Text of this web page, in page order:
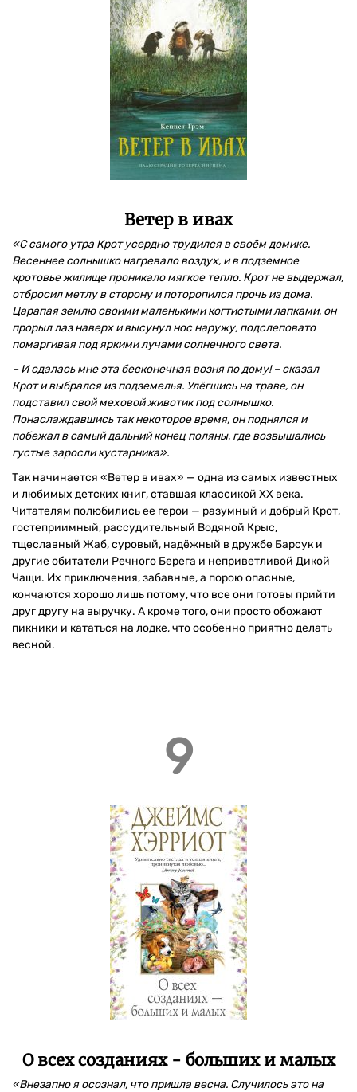
Ветер в ивах
«С самого утра Крот усердно трудился в своём домике.
Весеннее солнышко нагревало воздух, и в подземное
кротовье жилище проникало мягкое тепло. Крот не выдержал,
отбросил метлу в сторону и поторопился прочь из дома.
Царапая землю своими маленькими когтистыми лапками, он
прорыл лаз наверх и высунул нос наружу, подслеповато
помаргивая под яркими лучами солнечного света.
– И сдалась мне эта бесконечная возня по дому! – сказал
Крот и выбрался из подземелья. Улёгшись на траве, он
подставил свой меховой животик под солнышко.
Понаслаждавшись так некоторое время, он поднялся и
побежал в самый дальний конец поляны, где возвышались
густые заросли кустарника».
Так начинается «Ветер в ивах» — одна из самых известных
и любимых детских книг, ставшая классикой XX века.
Читателям полюбились ее герои — разумный и добрый Крот,
гостеприимный, рассудительный Водяной Крыс,
тщеславный Жаб, суровый, надёжный в дружбе Барсук и
другие обитатели Речного Берега и неприветливой Дикой
Чащи. Их приключения, забавные, а порою опасные,
кончаются хорошо лишь потому, что все они готовы прийти
друг другу на выручку. А кроме того, они просто обожают
пикники и кататься на лодке, что особенно приятно делать
весной.
9
О всех созданиях - больших и малых
«Внезапно я осознал, что пришла весна. Случилось это на